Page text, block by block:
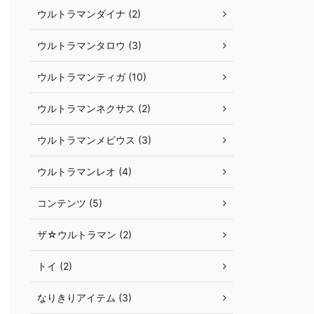
ウルトラマンダイナ (2)
ウルトラマンタロウ (3)
ウルトラマンティガ (10)
ウルトラマンネクサス (2)
ウルトラマンメビウス (3)
ウルトラマンレオ (4)
コンテンツ (5)
ザ☆ウルトラマン (2)
トイ (2)
なりきりアイテム (3)